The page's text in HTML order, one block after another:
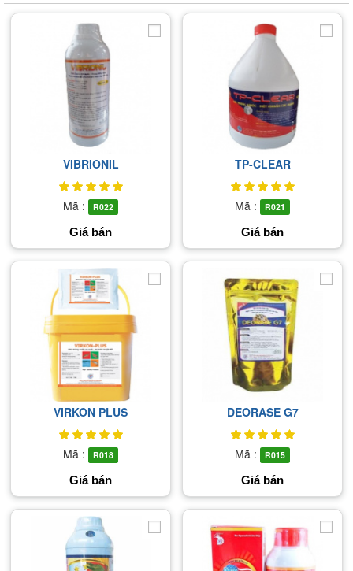
VIBRIONIL
Mã : R022
Giá bán
TP-CLEAR
Mã : R021
Giá bán
VIRKON PLUS
Mã : R018
Giá bán
DEORASE G7
Mã : R015
Giá bán